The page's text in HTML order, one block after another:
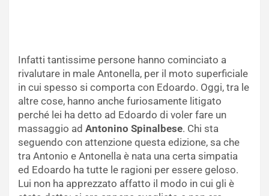
Infatti tantissime persone hanno cominciato a
rivalutare in male Antonella, per il moto superficiale
in cui spesso si comporta con Edoardo. Oggi, tra le
altre cose, hanno anche furiosamente litigato
perché lei ha detto ad Edoardo di voler fare un
massaggio ad Antonino Spinalbese. Chi sta
seguendo con attenzione questa edizione, sa che
tra Antonio e Antonella è nata una certa simpatia
ed Edoardo ha tutte le ragioni per essere geloso.
Lui non ha apprezzato affatto il modo in cui gli è